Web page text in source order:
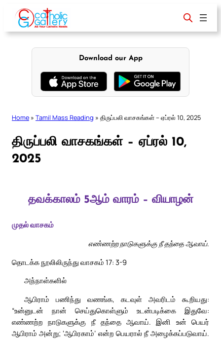
content
Download our App
Home » Tamil Mass Reading » திருப்பலி வாசகங்கள் – ஏப்ரல் 10, 2025
திருப்பலி வாசகங்கள் – ஏப்ரல் 10,
2025
தவக்காலம் 5ஆம் வாரம் – வியாழன்
முதல் வாசகம்
எண்ணற்ற நாடுகளுக்கு நீ தந்தை ஆவாய்.
தொடக்க நூலிலிருந்து வாசகம் 17: 3-9
அந்நாள்களில்
ஆபிராம் பணிந்து வணங்க, கடவுள் அவரிடம் கூறியது:
“உன்னுடன் நான் செய்துகொள்ளும் உடன்படிக்கை இதுவே:
எண்ணற்ற நாடுகளுக்கு நீ தந்தை ஆவாய். இனி உன் பெயர்
ஆபிராம் அன்று; ‘ஆபிரகாம்’ என்ற பெயரால் நீ அழைக்கப்படுவாய்.